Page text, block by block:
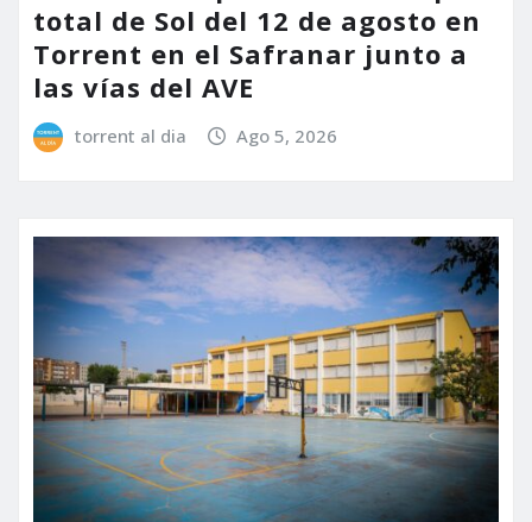
total de Sol del 12 de agosto en
Torrent en el Safranar junto a
las vías del AVE
torrent al dia Ago 5, 2026